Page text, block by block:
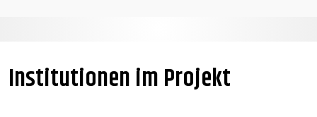
Institutionen im Projekt